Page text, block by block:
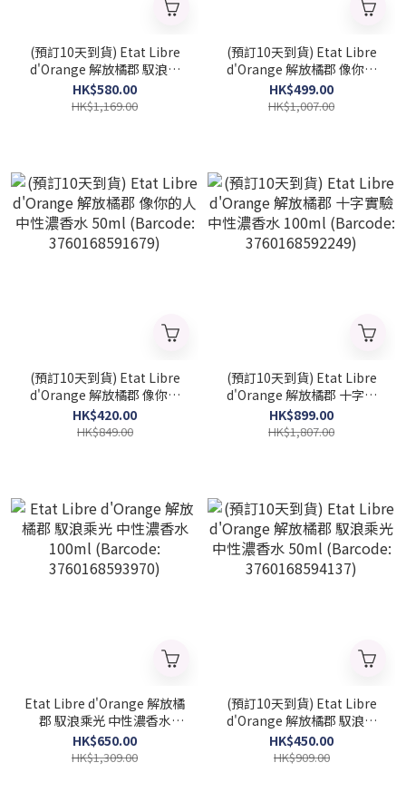
(預訂10天到貨) Etat Libre
d'Orange 解放橘郡 馭浪乘
光 中性濃香水 100ml (簡裝)
(Barcode: 3760168594007)
HK$580.00
HK$1,169.00
(預訂10天到貨) Etat Libre
d'Orange 解放橘郡 像你的
人 中性濃香水 100ml (簡裝)
(Barcode: 3760168591686)
HK$499.00
HK$1,007.00
(預訂10天到貨) Etat Libre
d'Orange 解放橘郡 像你的
人 中性濃香水 50ml
(Barcode: 3760168591679)
HK$420.00
HK$849.00
(預訂10天到貨) Etat Libre
d'Orange 解放橘郡 十字實
驗 中性濃香水 100ml
(Barcode: 3760168592249)
HK$899.00
HK$1,807.00
Etat Libre d'Orange 解放橘
郡 馭浪乘光 中性濃香水
100ml (Barcode:
3760168593970)
HK$650.00
HK$1,309.00
(預訂10天到貨) Etat Libre
d'Orange 解放橘郡 馭浪乘
光 中性濃香水 50ml
(Barcode: 3760168594137)
HK$450.00
HK$909.00